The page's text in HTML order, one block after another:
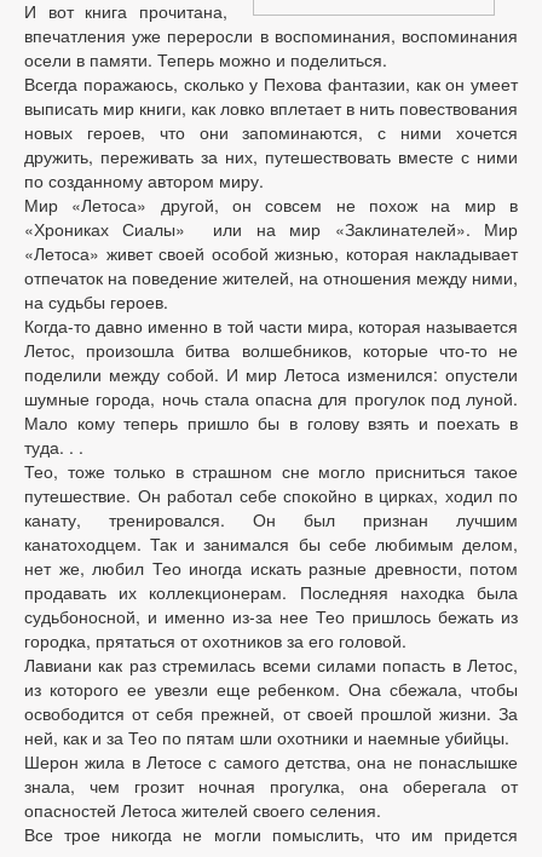
И вот книга прочитана,
впечатления уже переросли в воспоминания, воспоминания
осели в памяти. Теперь можно и поделиться.
Всегда поражаюсь, сколько у Пехова фантазии, как он умеет
выписать мир книги, как ловко вплетает в нить повествования
новых героев, что они запоминаются, с ними хочется
дружить, переживать за них, путешествовать вместе с ними
по созданному автором миру.
Мир «Летоса» другой, он совсем не похож на мир в
«Хрониках Сиалы» или на мир «Заклинателей». Мир
«Летоса» живет своей особой жизнью, которая накладывает
отпечаток на поведение жителей, на отношения между ними,
на судьбы героев.
Когда-то давно именно в той части мира, которая называется
Летос, произошла битва волшебников, которые что-то не
поделили между собой. И мир Летоса изменился: опустели
шумные города, ночь стала опасна для прогулок под луной.
Мало кому теперь пришло бы в голову взять и поехать в
туда. . .
Тео, тоже только в страшном сне могло присниться такое
путешествие. Он работал себе спокойно в цирках, ходил по
канату, тренировался. Он был признан лучшим
канатоходцем. Так и занимался бы себе любимым делом,
нет же, любил Тео иногда искать разные древности, потом
продавать их коллекционерам. Последняя находка была
судьбоносной, и именно из-за нее Тео пришлось бежать из
городка, прятаться от охотников за его головой.
Лавиани как раз стремилась всеми силами попасть в Летос,
из которого ее увезли еще ребенком. Она сбежала, чтобы
освободится от себя прежней, от своей прошлой жизни. За
ней, как и за Тео по пятам шли охотники и наемные убийцы.
Шерон жила в Летосе с самого детства, она не понаслышке
знала, чем грозит ночная прогулка, она оберегала от
опасностей Летоса жителей своего селения.
Все трое никогда не могли помыслить, что им придется